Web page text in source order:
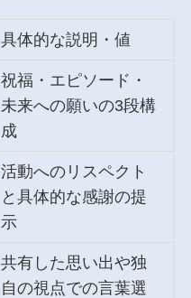
具体的な説明・値
祝福・エピソード・
未来への願いの3段構
成
活動へのリスペクト
と具体的な感謝の提
示
共有した思い出や独
自の視点での言葉選